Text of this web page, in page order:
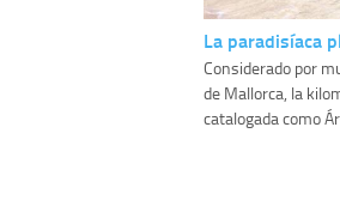
La paradisíaca
Considerado por
de Mallorca, la
catalogada como